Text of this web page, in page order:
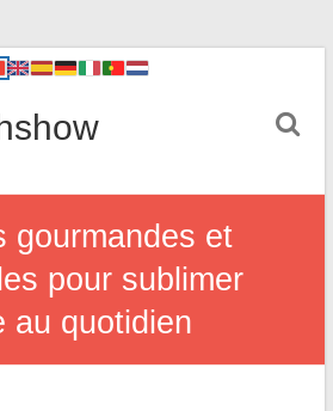
gourmandes et
pour sublimer
au quotidien